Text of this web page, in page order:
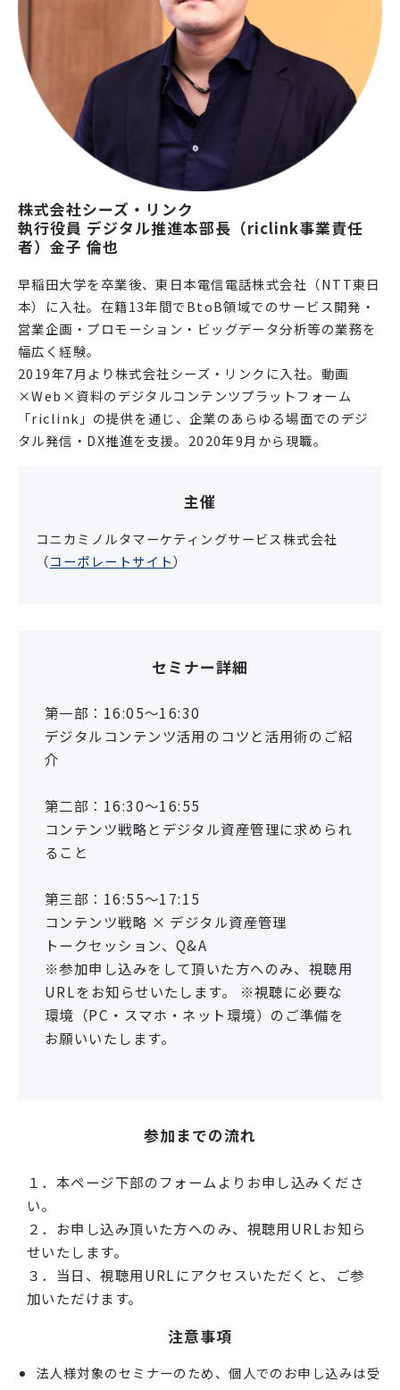
株式会社シーズ・リンク
執行役員 デジタル推進本部長（riclink事業責任
者）金子 倫也
早稲田大学を卒業後、東日本電信電話株式会社（NTT東日
本）に入社。在籍13年間でBtoB領域でのサービス開発・
営業企画・プロモーション・ビッグデータ分析等の業務を
幅広く経験。
2019年7月より株式会社シーズ・リンクに入社。動画
×Web×資料のデジタルコンテンツプラットフォーム
「riclink」の提供を通じ、企業のあらゆる場面でのデジ
タル発信・DX推進を支援。2020年9月から現職。
主催
コニカミノルタマーケティングサービス株式会社
（コーポレートサイト）
セミナー詳細
第一部：16:05〜16:30
デジタルコンテンツ活用のコツと活用術のご紹
介
第二部：16:30〜16:55
コンテンツ戦略とデジタル資産管理に求められ
ること
第三部：16:55〜17:15
コンテンツ戦略 × デジタル資産管理
トークセッション、Q&A
※参加申し込みをして頂いた方へのみ、視聴用
URLをお知らせいたします。 ※視聴に必要な
環境（PC・スマホ・ネット環境）のご準備を
お願いいたします。
参加までの流れ
１．本ページ下部のフォームよりお申し込みくださ
い。
２．お申し込み頂いた方へのみ、視聴用URLお知ら
せいたします。
３．当日、視聴用URLにアクセスいただくと、ご参
加いただけます。
注意事項
法人様対象のセミナーのため、個人でのお申し込みは受